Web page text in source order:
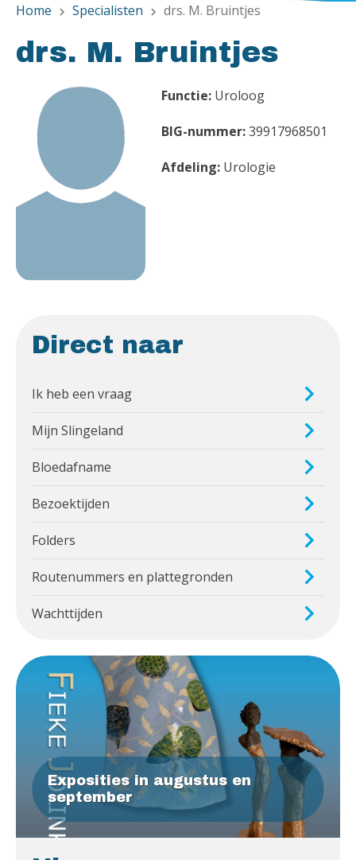
Home chevron_right Specialisten chevron_right drs. M. Bruintjes
drs. M. Bruintjes
Functie: Uroloog
BIG-nummer:39917968501
Afdeling: Urologie
Direct naar
Ik heb een vraag
Mijn Slingeland
Bloedafname
Bezoektijden
Folders
Routenummers en plattegronden
Wachttijden
Exposities in augustus en
september